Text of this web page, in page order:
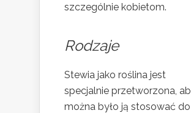
szczególnie kobietom.
Rodzaje
Stewia jako roślina jest
specjalnie przetworzona,
można było ją stosować do